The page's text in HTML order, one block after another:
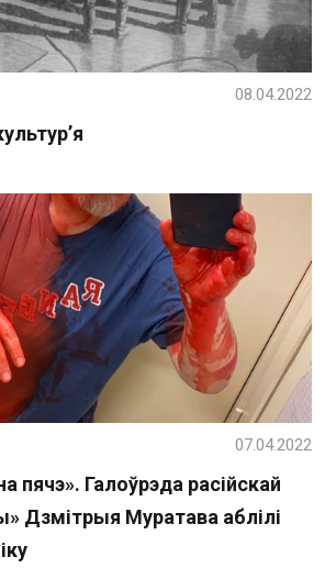
08.04.2022
пячэ». Галоўрэда расійскай
Дзмітрыя Муратава аблілі
07.04.2022